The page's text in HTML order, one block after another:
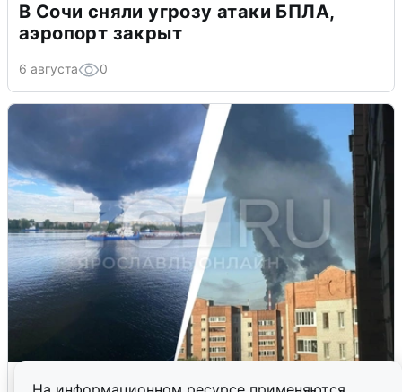
В Сочи сняли угрозу атаки БПЛА,
аэропорт закрыт
6 августа 0